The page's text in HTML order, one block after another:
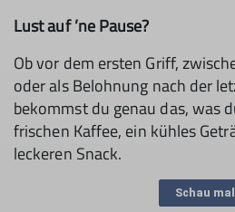
Lust auf ’ne Pause?
Ob vor dem ersten Griff,
oder als Belohnung nach der
bekommst du genau das, was
frischen Kaffee, ein kühles
leckeren Snack.
Schau